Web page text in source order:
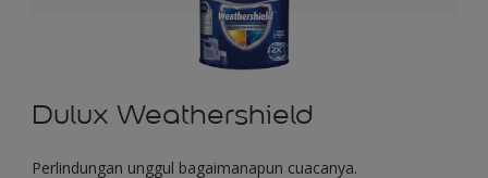
Dulux Weathershield
Perlindungan unggul bagaimanapun cuacanya.